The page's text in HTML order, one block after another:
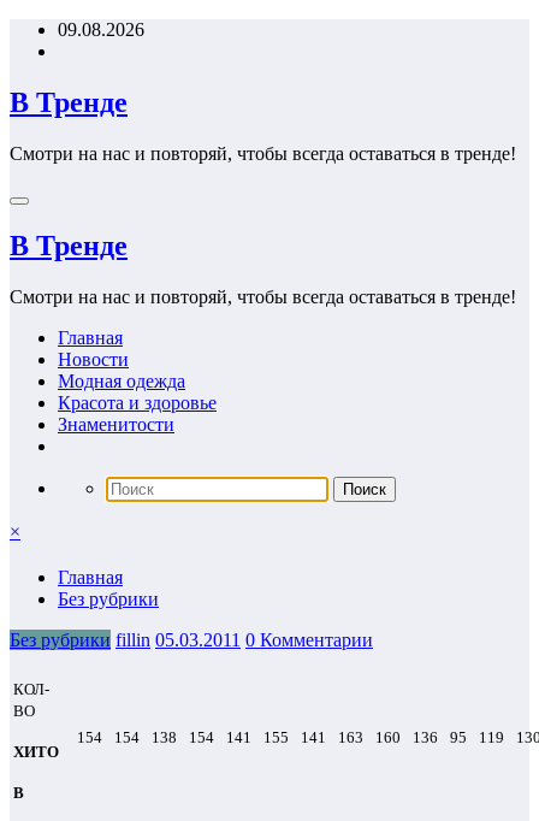
Перейти09.08.2026
В Тренде
Смотри на нас и повторяй, чтобы всегда оставаться в тренде!
В Тренде
Смотри на нас и повторяй, чтобы всегда оставаться в тренде!
Главная
Новости
Модная одежда
Красота и здоровье
Знаменитости
×
Главная
Без рубрики
Без рубрики fillin 05.03.2011 0 Комментарии
КОЛ-
ВО
ХИТО
В
154 154 138 154 141 155 141 163 160 136 95 119